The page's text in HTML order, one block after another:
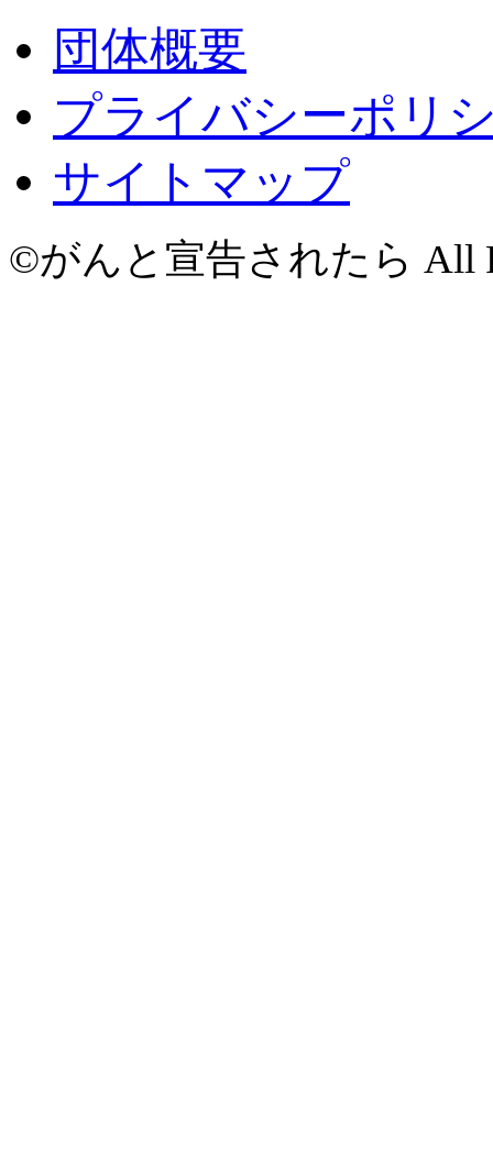
団体概要
プライバシーポリ
サイトマップ
©がんと宣告されたら All